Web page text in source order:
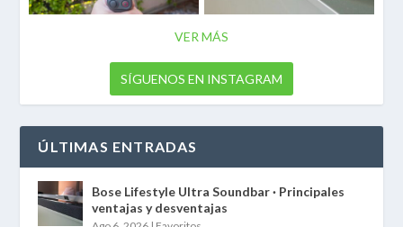
VER MÁS
SÍGUENOS EN INSTAGRAM
ÚLTIMAS ENTRADAS
Bose Lifestyle Ultra Soundbar · Principales
ventajas y desventajas